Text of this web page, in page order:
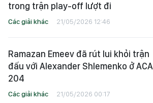
trong trận play-off lượt đi
Các giải khác 21/05/2026 12:46
Ramazan Emeev đã rút lui khỏi trận
đấu với Alexander Shlemenko ở ACA
204
Các giải khác 21/05/2026 00:17